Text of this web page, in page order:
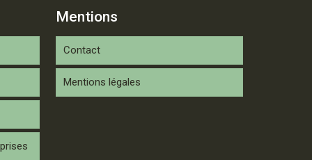
Mentions
Contact
Mentions légales